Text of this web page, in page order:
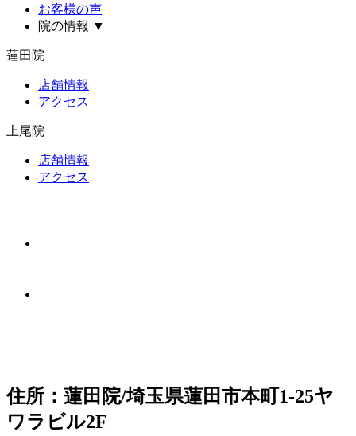
お客様の声
院の情報 ▼
蓮田院
店舗情報
アクセス
上尾院
店舗情報
アクセス
住所：蓮田院/埼玉県蓮田市本町1-25ヤ
ワラビル2F